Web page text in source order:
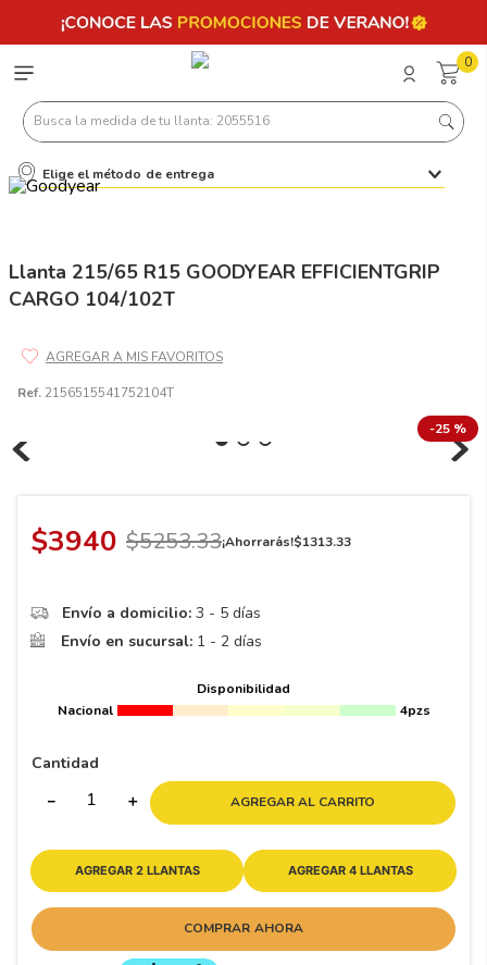
0
Busca la medida de tu llanta: 2055516
Elige el método de entrega
Llanta 215/65 R15 GOODYEAR EFFICIENTGRIP
CARGO 104/102T
Ref. 2156515541752104T
-25 %
$3940 $5253.33¡Ahorrarás!$1313.33
Envío a domicilio: 3 - 5 días
Envío en sucursal: 1 - 2 días
Disponibilidad
Nacional
4pzs
Cantidad
＋
－ AGREGAR AL CARRITO
AGREGAR 2 LLANTAS AGREGAR 4 LLANTAS
COMPRAR AHORA
Términos más buscados
7 245